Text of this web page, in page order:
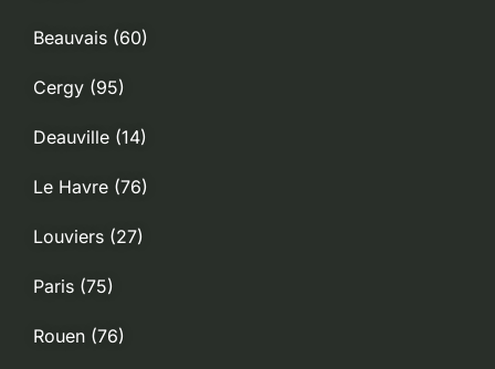
Beauvais (60)
Cergy (95)
Deauville (14)
Le Havre (76)
Louviers (27)
Paris (75)
Rouen (76)